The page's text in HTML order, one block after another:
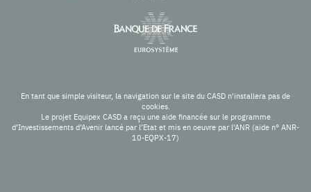
En tant que simple visiteur, la navigation sur le site du CASD n'installera pas de
cookies.
Le projet Equipex CASD a reçu une aide financée sur le programme
d’Investissements d’Avenir lancé par l’Etat et mis en oeuvre par l’ANR (aide n° ANR-
10-EQPX-17)